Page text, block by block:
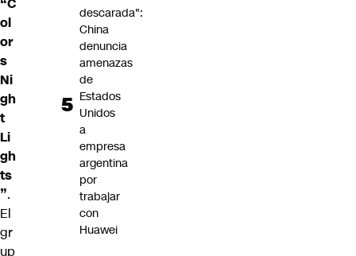
ol
or
s
Ni
gh
t
Li
gh
ts
”.
El
gr
up
descarada":
China
denuncia
amenazas
de
Estados
Unidos
a
empresa
argentina
por
trabajar
con
Huawei